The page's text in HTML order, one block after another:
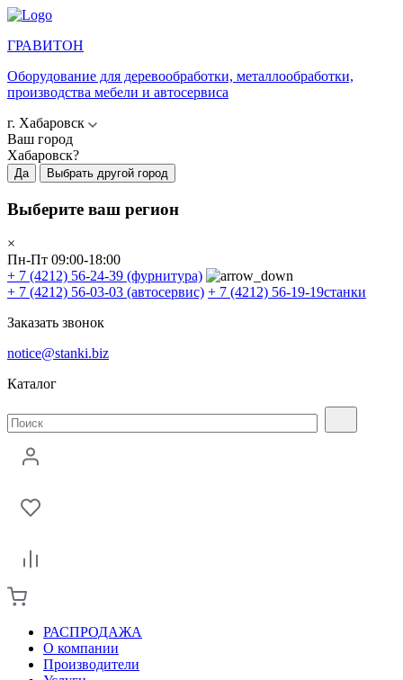
ГРАВИТОН
Оборудование для деревообработки, металлообработки,
производства мебели и автосервиса
г. Хабаровск
Ваш город
Хабаровск?
Да Выбрать другой город
Выберите ваш регион
×
Пн-Пт 09:00-18:00
+ 7 (4212) 56-24-39 (фурнитура)
+ 7 (4212) 56-03-03 (автосервис) + 7 (4212) 56-19-19станки
Заказать звонок
notice@stanki.biz
Каталог
РАСПРОДАЖА
О компании
Производители